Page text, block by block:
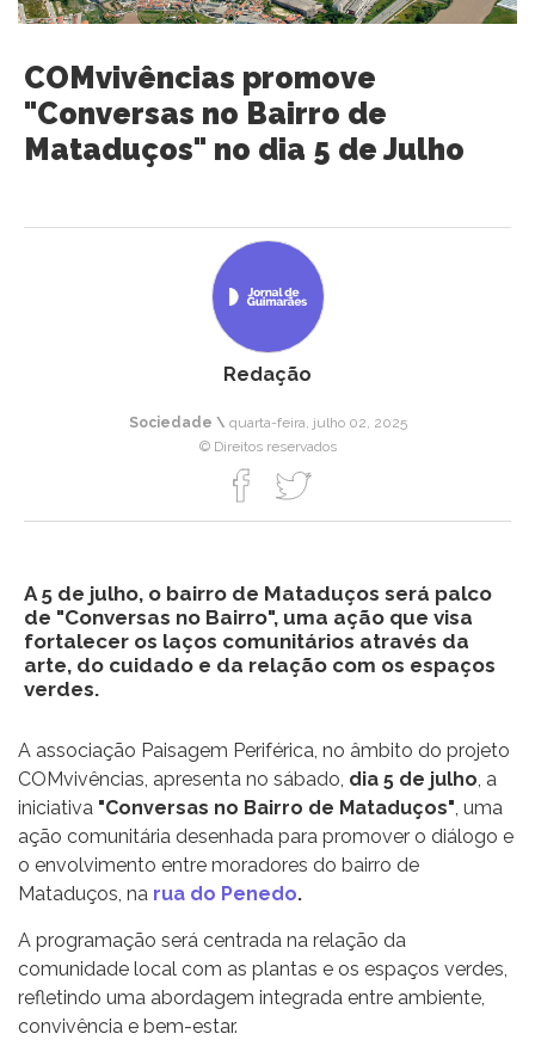
COMvivências promove
"Conversas no Bairro de
Mataduços" no dia 5 de Julho
Redação
Sociedade \ quarta-feira, julho 02, 2025
© Direitos reservados
A 5 de julho, o bairro de Mataduços será palco
de "Conversas no Bairro", uma ação que visa
fortalecer os laços comunitários através da
arte, do cuidado e da relação com os espaços
verdes.
A associação Paisagem Periférica, no âmbito do projeto
COMvivências, apresenta no sábado, dia 5 de julho , a
iniciativa "Conversas no Bairro de Mataduços" , uma
ação comunitária desenhada para promover o diálogo e
o envolvimento entre moradores do bairro de
Mataduços, na rua do Penedo.
A programação será centrada na relação da
comunidade local com as plantas e os espaços verdes,
refletindo uma abordagem integrada entre ambiente,
convivência e bem-estar.